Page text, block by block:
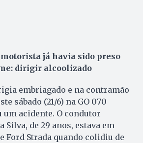
motorista já havia sido preso
dirigir alcoolizado
embriagado e na contramão
sábado (21/6) na GO 070
um acidente. O condutor
Silva, de 29 anos, estava em
Ford Strada quando colidiu de